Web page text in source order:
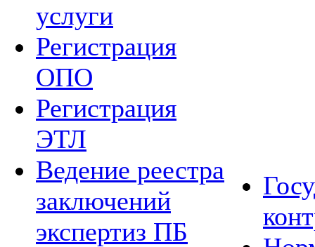
услуги
Регистрация
ОПО
Регистрация
ЭТЛ
Ведение реестра
заключений
экспертиз ПБ